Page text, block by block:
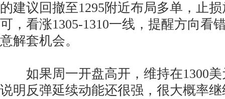
的建议回撤至1295附近布局多单，止
可，看涨1305-1310一线，提醒方向看
意解套机会。
如果周一开盘高开，维持在1300美
说明反弹延续动能还很强，很大概率